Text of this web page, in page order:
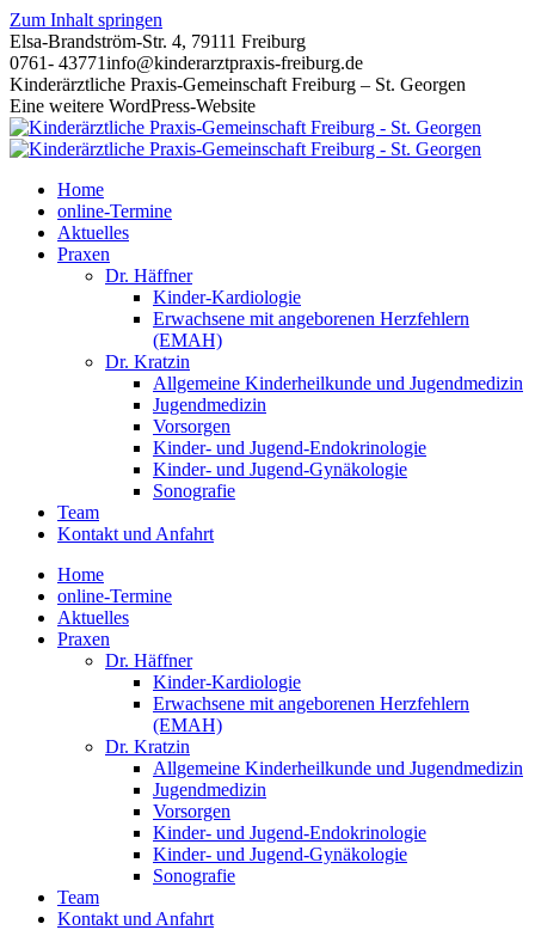
Zum Inhalt springen
Elsa-Brandström-Str. 4, 79111 Freiburg
0761- 43771info@kinderarztpraxis-freiburg.de
Kinderärztliche Praxis-Gemeinschaft Freiburg – St. Georgen
Eine weitere WordPress-Website
Home
online-Termine
Aktuelles
Praxen
Dr. Häffner
Kinder-Kardiologie
Erwachsene mit angeborenen Herzfehlern
(EMAH)
Dr. Kratzin
Allgemeine Kinderheilkunde und Jugendmedizin
Jugendmedizin
Vorsorgen
Kinder- und Jugend-Endokrinologie
Kinder- und Jugend-Gynäkologie
Sonografie
Team
Kontakt und Anfahrt
Home
online-Termine
Aktuelles
Praxen
Dr. Häffner
Kinder-Kardiologie
Erwachsene mit angeborenen Herzfehlern
(EMAH)
Dr. Kratzin
Allgemeine Kinderheilkunde und Jugendmedizin
Jugendmedizin
Vorsorgen
Kinder- und Jugend-Endokrinologie
Kinder- und Jugend-Gynäkologie
Sonografie
Team
Kontakt und Anfahrt